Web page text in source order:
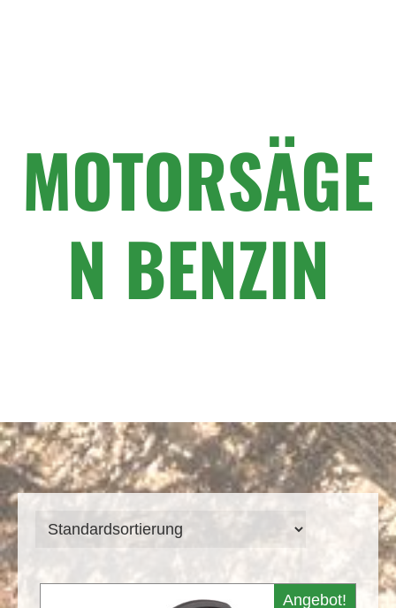
MOTORSÄGE
N BENZIN
Angebot!